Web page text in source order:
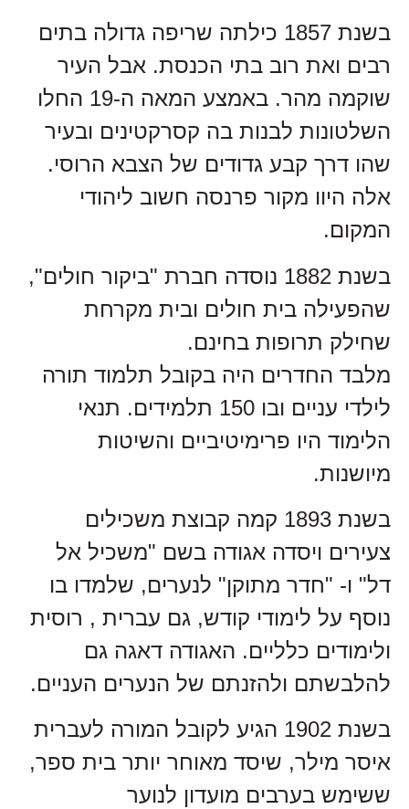
בשנת 1857 כילתה שריפה גדולה בתים
רבים ואת רוב בתי הכנסת. אבל העיר
שוקמה מהר. באמצע המאה ה-19 החלו
השלטונות לבנות בה קסרקטינים ובעיר
שהו דרך קבע גדודים של הצבא הרוסי.
אלה היוו מקור פרנסה חשוב ליהודי
המקום.
בשנת 1882 נוסדה חברת "ביקור חולים",
שהפעילה בית חולים ובית מקרחת
שחילק תרופות בחינם.
מלבד החדרים היה בקובל תלמוד תורה
לילדי עניים ובו 150 תלמידים. תנאי
הלימוד היו פרימיטיביים והשיטות
מיושנות.
בשנת 1893 קמה קבוצת משכילים
צעירים ויסדה אגודה בשם "משכיל אל
דל" ו- "חדר מתוקן" לנערים, שלמדו בו
נוסף על לימודי קודש, גם עברית , רוסית
ולימודים כלליים. האגודה דאגה גם
להלבשתם ולהזנתם של הנערים העניים.
בשנת 1902 הגיע לקובל המורה לעברית
איסר מילר, שיסד מאוחר יותר בית ספר,
ששימש בערבים מועדון לנוער